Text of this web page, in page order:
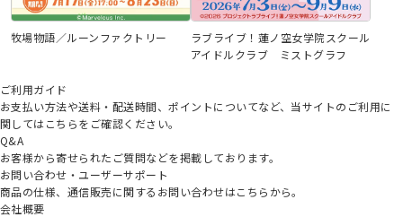
牧場物語／ルーンファクトリー
ラブライブ！蓮ノ空女学院スクール
アイドルクラブ ミストグラフ
ご利用ガイド
お支払い方法や送料・配送時間、ポイントについてなど、当サイトのご利用に
関してはこちらをご確認ください。
Q&A
お客様から寄せられたご質問などを掲載しております。
お問い合わせ・ユーザーサポート
商品の仕様、通信販売に関するお問い合わせはこちらから。
会社概要